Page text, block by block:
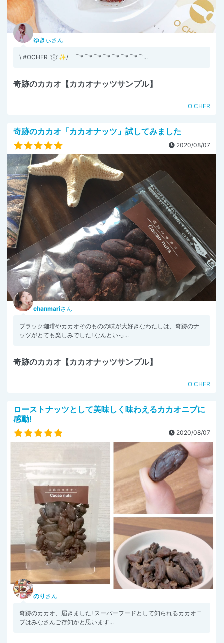
ゆきぃさん
\ #OCHER ⸌⍤⃝⸍✨/ ⌒*⌒*⌒*⌒*⌒*⌒*⌒*⌒...
奇跡のカカオ【カカオナッツサンプル】
O CHER
奇跡のカカオ「カカオナッツ」試してみました
2020/08/07
chanmariさん
ブラック珈琲やカカオそのものの味が大好きなわたしは、奇跡のナ
ッツがとても楽しみでした! なんといっ...
奇跡のカカオ【カカオナッツサンプル】
O CHER
ローストナッツとして美味しく味わえるカカオニブに
感動!
2020/08/07
のり さん
奇跡のカカオ、届きました! スーパーフードとして知られるカカオニ
ブはみなさんご存知かと思います...